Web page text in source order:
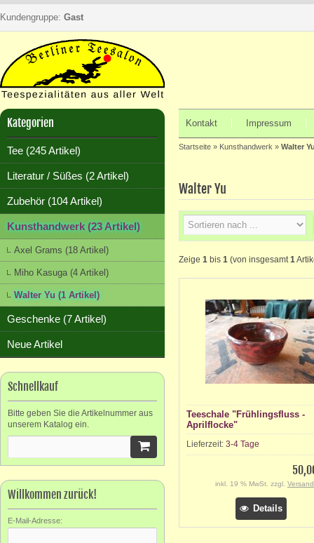
Kundengruppe: Gast
Kategorien
Tee (245 Artikel)
Literatur / Süßes (2 Artikel)
Zubehör (104 Artikel)
Kunsthandwerk (23 Artikel)
Axel Grams (18 Artikel)
Miho Kasuga (4 Artikel)
Walter Yu (1 Artikel)
Geschenke (7 Artikel)
Neue Artikel
Schnellkauf
Bitte geben Sie die Artikelnummer aus
unserem Katalog ein.
Willkommen zurück!
E-Mail-Adresse:
Kontakt Impressum
Startseite » Kunsthandwerk » Walter
Walter Yu
Zeige 1 bis 1 (von insgesamt1
Teeschale "Frühlingsfluss -
Aprilflocke"
Lieferzeit: 3-4 Tage
inkl. 19 % MwSt. zzgl.
Details